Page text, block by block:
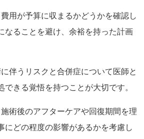
用が予算に収まるかどうかを確認し
なることを避け、余裕を持った計画
に伴うリスクと合併症について医師と
できる覚悟を持つことが大切です。
施術後のアフターケアや回復期間を理
にどの程度の影響があるかを考慮し